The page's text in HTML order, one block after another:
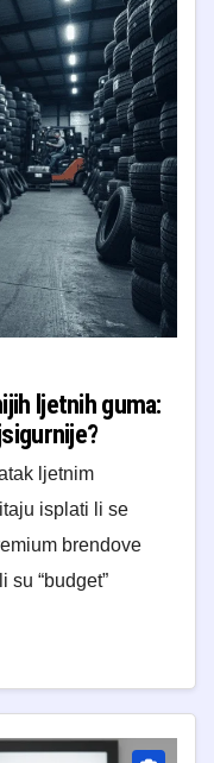
ljetnih guma:
ljetnim
isplati li se
brendove
su “budget”